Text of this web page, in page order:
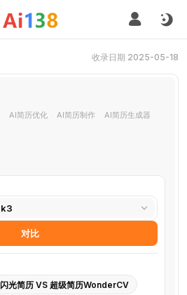
收录日期 2025-05-18
AI简历优化 AI简历制作 AI简历生成器
对比
闪光简历 VS 超级简历WonderCV